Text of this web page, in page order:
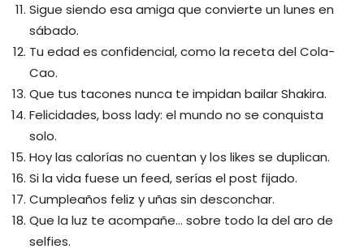
Sigue siendo esa amiga que convierte un lunes en
sábado.
Tu edad es confidencial, como la receta del Cola-
Cao.
Que tus tacones nunca te impidan bailar Shakira.
Felicidades, boss lady: el mundo no se conquista
solo.
Hoy las calorías no cuentan y los likes se duplican.
Si la vida fuese un feed, serías el post fijado.
Cumpleaños feliz y uñas sin desconchar.
Que la luz te acompañe… sobre todo la del aro de
selfies.